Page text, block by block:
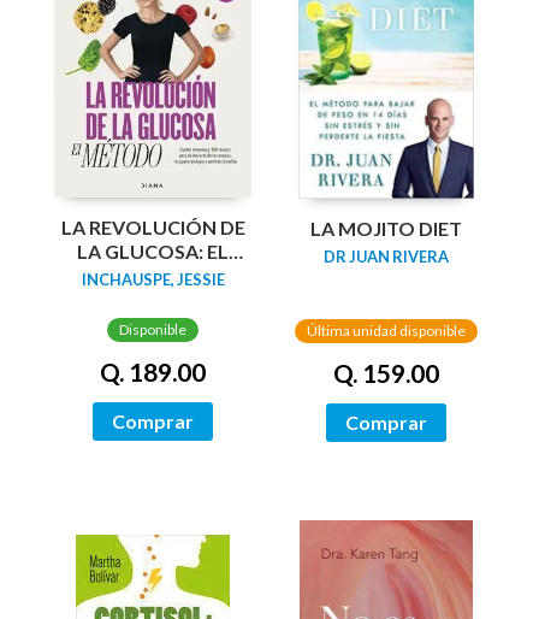
LA REVOLUCIÓN DE
LA GLUCOSA: EL
MÉTODO
INCHAUSPE, JESSIE
Disponible
Q. 189.00
Comprar
LA MOJITO DIET
DR JUAN RIVERA
Última unidad disponible
Q. 159.00
Comprar